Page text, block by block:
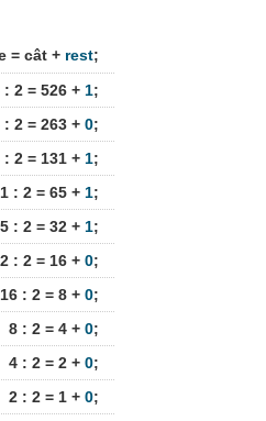
= cât + rest;
: 2 = 526 + 1;
: 2 = 263 + 0;
: 2 = 131 + 1;
: 2 = 65 + 1;
: 2 = 32 + 1;
: 2 = 16 + 0;
16 : 2 = 8 + 0;
8 : 2 = 4 + 0;
4 : 2 = 2 + 0;
2 : 2 = 1 + 0;